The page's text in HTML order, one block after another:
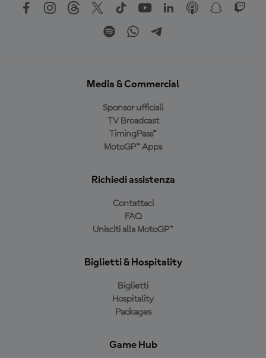
Media & Commercial
Sponsor ufficiali
TV Broadcast
TimingPass™
MotoGP™ Apps
Richiedi assistenza
Contattaci
FAQ
Unisciti alla MotoGP™
Biglietti & Hospitality
Biglietti
Hospitality
Packages
Game Hub